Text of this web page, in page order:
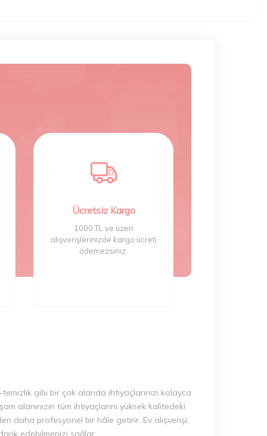
Ücretsiz Kargo
1000 TL ve üzeri
alışverişlerinizde kargo ücreti
ödemezsiniz.
gibi bir çok alanda ihtiyaçlarınızı kolayca
alanınızın tüm ihtiyaçlarını yüksek kalitedeki
daha profesyonel bir hâle getirir. Ev alışverişi,
edebilmenizi sağlar.